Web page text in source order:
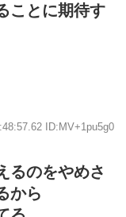
ことに期待す
ID:MV+1pu5g0
るのをやめさ
から